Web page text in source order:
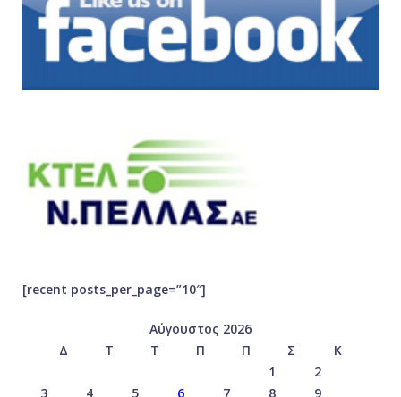
[recent posts_per_page=”10″]
Αύγουστος 2026
Δ
Τ Τ Π Π Σ
Κ
1
2
3
4 5 6 7 8
9